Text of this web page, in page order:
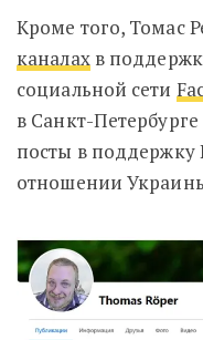
Кроме того, Томас
каналахв
социальной сети
в Санкт-
посты в поддержку
отношении